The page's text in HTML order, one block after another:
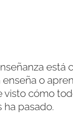
o
visto cómo
ha pasado.